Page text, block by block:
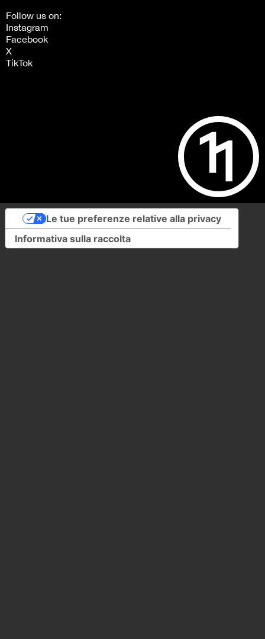
Follow us on:
Instagram
Facebook
X
TikTok
Informativa sulla raccolta
Le tue preferenze relative alla privacy